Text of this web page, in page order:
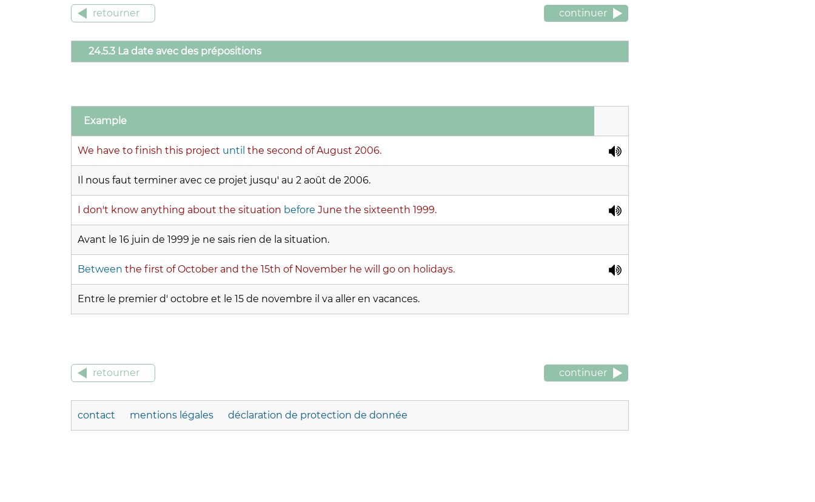
retourner continuer
24.5.3 La date avec des prépositions
Example
We have to finish this project until the second of August 2006.
Il nous faut terminer avec ce projet jusqu' au 2 août de 2006.
I don't know anything about the situation before June the sixteenth 1999.
Avant le 16 juin de 1999 je ne sais rien de la situation.
Between the first of October and the 15th of November he will go on holidays.
Entre le premier d' octobre et le 15 de novembre il va aller en vacances.
retourner continuer
contact mentions légales déclaration de protection de donnée